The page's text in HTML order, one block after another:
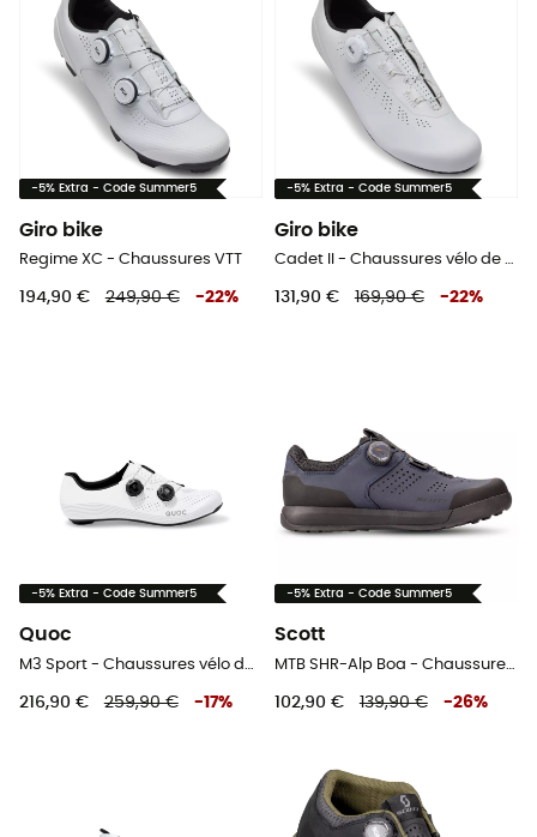
-5% Extra - Code Summer5
Giro bike
Regime XC - Chaussures VTT
194,90 € 249,90 € -22%
-5% Extra - Code Summer5
Giro bike
Cadet II - Chaussures vélo de route
131,90 € 169,90 € -22%
-5% Extra - Code Summer5
Quoc
M3 Sport - Chaussures vélo de route
216,90 € 259,90 € -17%
-5% Extra - Code Summer5
Scott
MTB SHR-Alp Boa - Chaussures VTT homme
102,90 € 139,90 € -26%